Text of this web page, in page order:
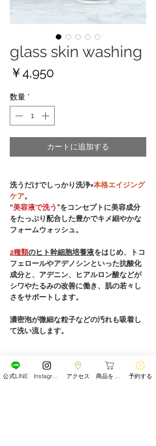
glass skin washing
￥4,950
数量 *
カートに追加する
洗うだけでしっかり洗浄×本格エイジング
ケア。
“美容液で洗う”をコンセプトに美容成分
をたっぷり配合した豊かでキメ細やかな
フォームウォッシュ。
2種類のヒト幹細胞培養液をはじめ、トコ
フェロールやアデノシンといった抗酸化
成分と、アデニン、ヒアルロン酸などが
シワやたるみの改善に働き、肌の若々し
さをサポートします。
濃密泡が微細な粒⼦などの汚れも吸着し
て洗い流します。
詳細
公式LINE アクセス 予約する